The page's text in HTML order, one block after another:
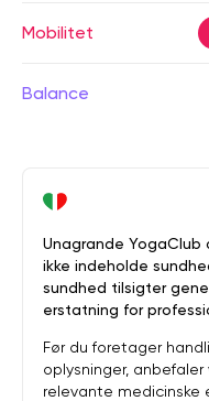
Mobilitet
Balance
Unagrande YogaClub
ikke indeholde
sundhed tilsigter
erstatning for
Før du foretager
oplysninger,
relevante medicinske